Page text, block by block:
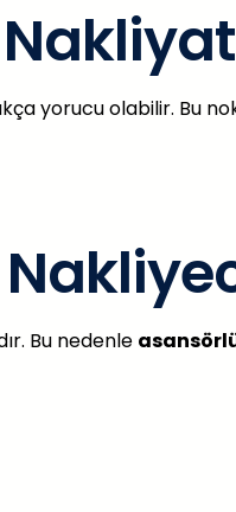
yorucu olabilir. Bu
Bu nedenle